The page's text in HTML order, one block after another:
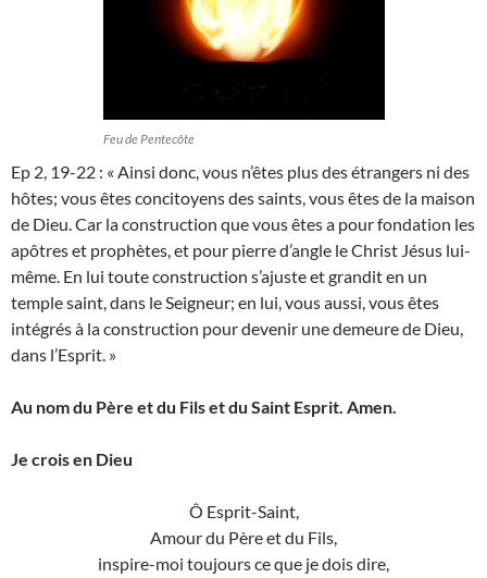
Feu de Pentecôte
Ep 2, 19-22 : « Ainsi donc, vous n’êtes plus des étrangers ni des
hôtes; vous êtes concitoyens des saints, vous êtes de la maison
de Dieu. Car la construction que vous êtes a pour fondation les
apôtres et prophètes, et pour pierre d’angle le Christ Jésus lui-
même. En lui toute construction s’ajuste et grandit en un
temple saint, dans le Seigneur; en lui, vous aussi, vous êtes
intégrés à la construction pour devenir une demeure de Dieu,
dans l’Esprit. »
Au nom du Père et du Fils et du Saint Esprit. Amen.
Je crois en Dieu
Ô Esprit-Saint,
Amour du Père et du Fils,
inspire-moi toujours ce que je dois dire,